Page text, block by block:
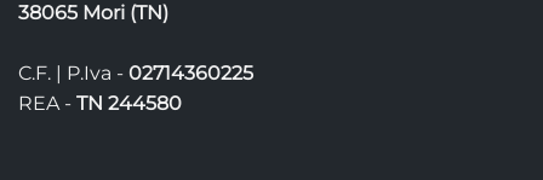
38065 Mori (TN)
C.F. | P.Iva - 02714360225
REA - TN 244580